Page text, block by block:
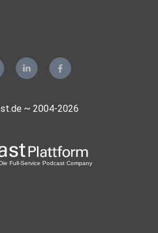
~ 2004-2026